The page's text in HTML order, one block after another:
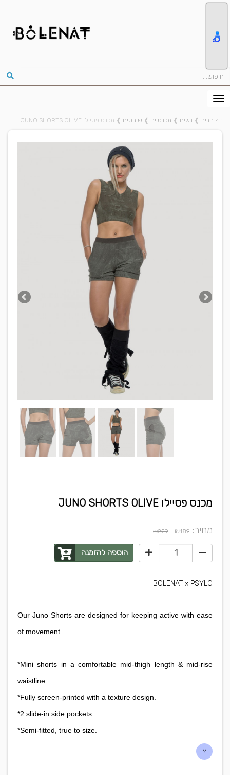
דף הבית ❱ נשים ❱ מכנסיים ❱ שורטים ❱ מכנס פסיילו JUNO SHORTS OLIVE
מכנס פסיילו JUNO SHORTS OLIVE
מחיר: ₪189
₪229
הוספה להזמנה
BOLENAT x PSYLO
Our Juno Shorts are designed for keeping active with ease
of movement.
*Mini shorts in a comfortable mid-thigh length & mid-rise
waistline.
*Fully screen-printed with a texture design.
*2 slide-in side pockets.
*Semi-fitted, true to size.
M